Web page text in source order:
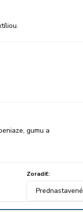
gumu a
Zoradiť:
Prednastavené